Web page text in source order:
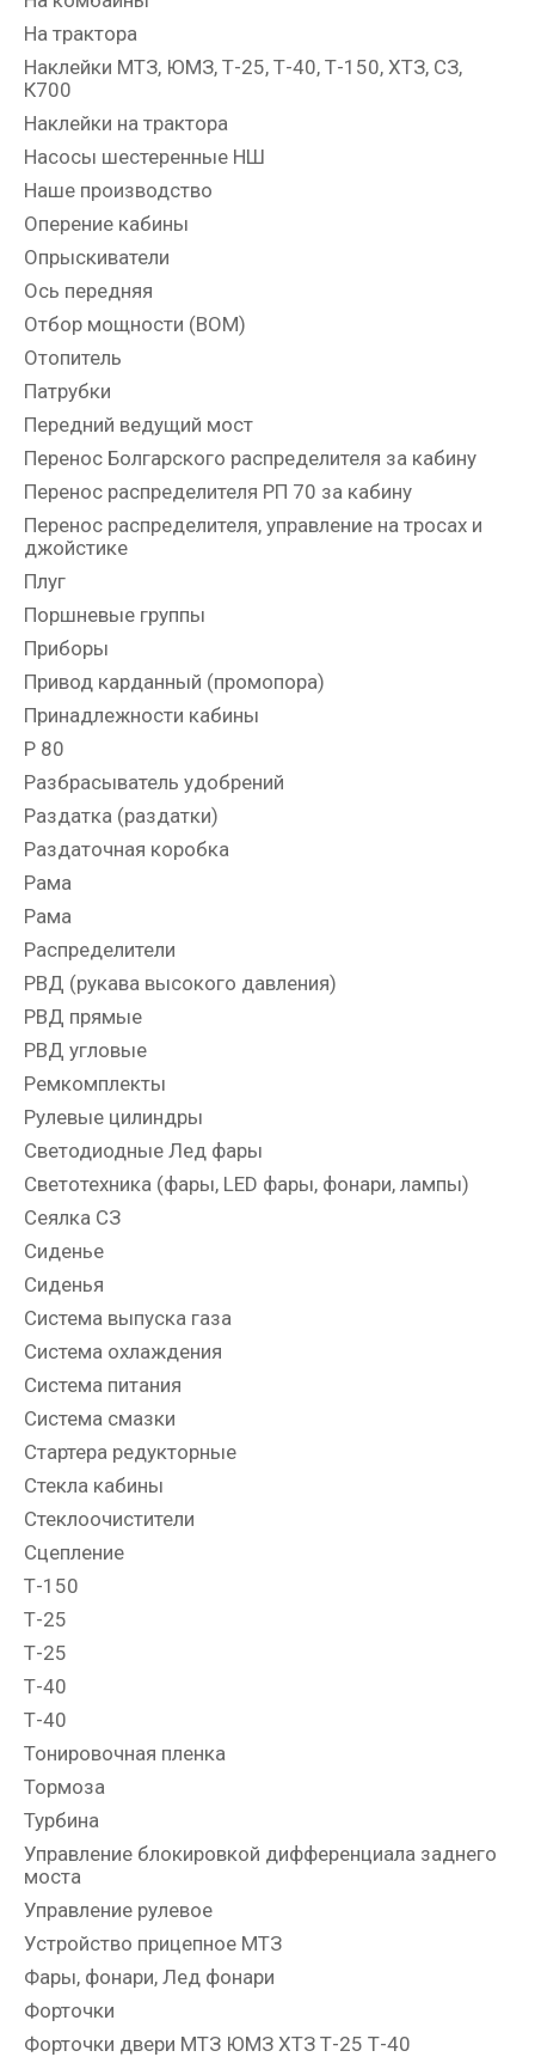
На трактора
Наклейки МТЗ, ЮМЗ, Т-25, Т-40, Т-150, ХТЗ, СЗ,
К700
Наклейки на трактора
Насосы шестеренные НШ
Наше производство
Оперение кабины
Опрыскиватели
Ось передняя
Отбор мощности (ВОМ)
Отопитель
Патрубки
Передний ведущий мост
Перенос Болгарского распределителя за кабину
Перенос распределителя РП 70 за кабину
Перенос распределителя, управление на тросах и
джойстике
Плуг
Поршневые группы
Приборы
Привод карданный (промопора)
Принадлежности кабины
Р 80
Разбрасыватель удобрений
Раздатка (раздатки)
Раздаточная коробка
Рама
Рама
Распределители
РВД (рукава высокого давления)
РВД прямые
РВД угловые
Ремкомплекты
Рулевые цилиндры
Светодиодные Лед фары
Светотехника (фары, LED фары, фонари, лампы)
Сеялка СЗ
Сиденье
Сиденья
Система выпуска газа
Система охлаждения
Система питания
Система смазки
Стартера редукторные
Стекла кабины
Стеклоочистители
Сцепление
Т-150
Т-25
Т-25
Т-40
Т-40
Тонировочная пленка
Тормоза
Турбина
Управление блокировкой дифференциала заднего
моста
Управление рулевое
Устройство прицепное МТЗ
Фары, фонари, Лед фонари
Форточки
Форточки двери МТЗ ЮМЗ ХТЗ Т-25 Т-40